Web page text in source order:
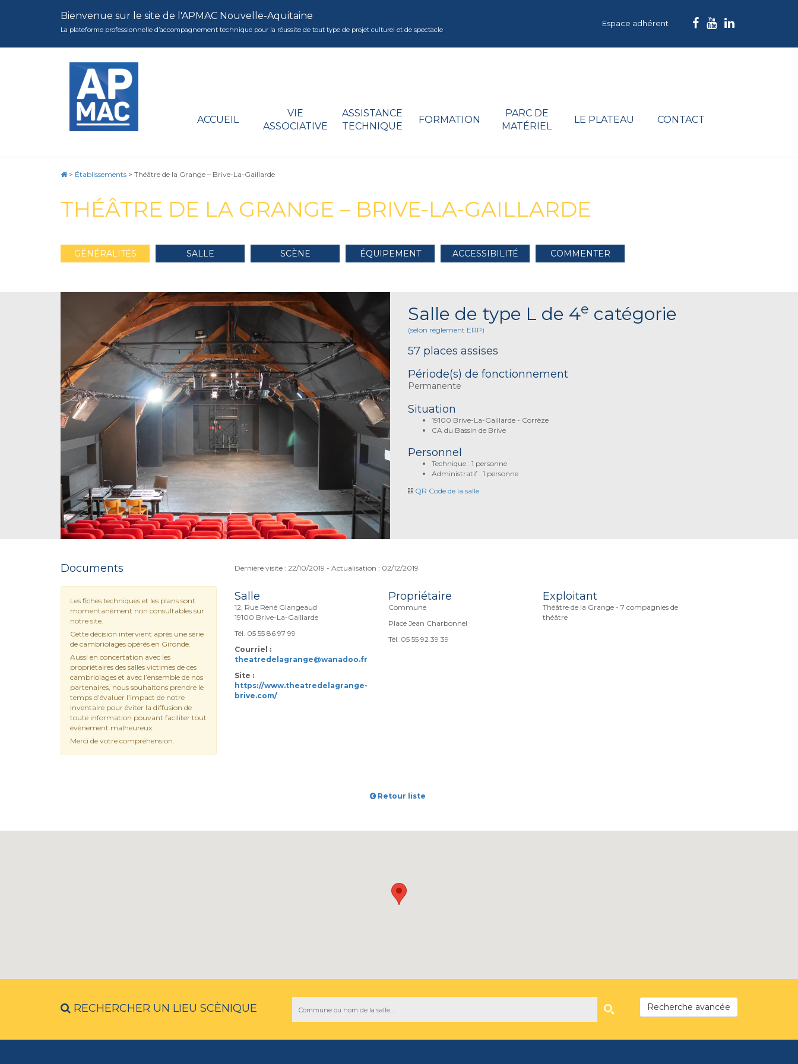
Bienvenue sur le site de l'APMAC Nouvelle-Aquitaine
La plateforme professionnelle d’accompagnement technique pour la réussite de tout type de projet culturel et de spectacle
Espace adhérent
ACCUEIL
VIE
ASSOCIATIVE
ASSISTANCE
TECHNIQUE
FORMATION
PARC DE
MATÉRIEL
LE PLATEAU CONTACT
> Établissements > Théâtre de la Grange – Brive-La-Gaillarde
THÉÂTRE DE LA GRANGE – BRIVE-LA-GAILLARDE
GÉNÉRALITÉS SALLE SCÈNE ÉQUIPEMENT ACCESSIBILITÉ COMMENTER
Salle de type L de 4e catégorie
(selon réglement ERP)
57 places assises
Période(s) de fonctionnement
Permanente
Situation
19100 Brive-La-Gaillarde - Corrèze
CA du Bassin de Brive
Personnel
Technique : 1 personne
Administratif : 1 personne
QR Code de la salle
Documents
Les fiches techniques et les plans sont
momentanément non consultables sur
notre site.
Cette décision intervient après une série
de cambriolages opérés en Gironde.
Aussi en concertation avec les
propriétaires des salles victimes de ces
cambriolages et avec l’ensemble de nos
partenaires, nous souhaitons prendre le
temps d’évaluer l’impact de notre
inventaire pour éviter la diffusion de
toute information pouvant faciliter tout
évènement malheureux.
Merci de votre compréhension.
Dernière visite : 22/10/2019 - Actualisation : 02/12/2019
Salle
12, Rue René Glangeaud
19100 Brive-La-Gaillarde
Tél. 05 55 86 97 99
Courriel :
theatredelagrange@wanadoo.fr
Site :
https://www.theatredelagrange-
brive.com/
Propriétaire
Commune
Place Jean Charbonnel
Tél. 05 55 92 39 39
Exploitant
Théâtre de la Grange - 7 compagnies de
théâtre
Retour liste
RECHERCHER UN LIEU SCÈNIQUE Recherche avancée